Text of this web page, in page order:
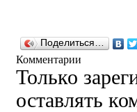
Поделиться…
Комментарии
Только
оставлять